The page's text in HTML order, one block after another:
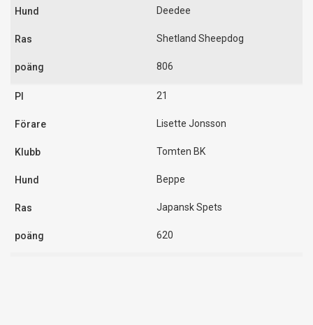
Deedee
Shetland Sheepdog
806
21
Lisette Jonsson
Tomten BK
Beppe
Japansk Spets
620